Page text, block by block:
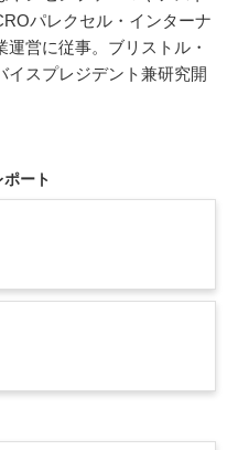
パレクセル・インターナ
営に従事。ブリストル・
イスプレジデント兼研究開
ート